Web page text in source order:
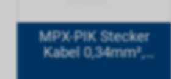
MPX-PIK Stecker
Kabel 0,34mm²,